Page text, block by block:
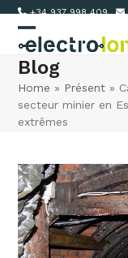
Skip
content
+34 937 998 409
Open
mobile
menu
Close
mobile
menu
Blog
Home » Présent »
secteur minier en
extrêmes